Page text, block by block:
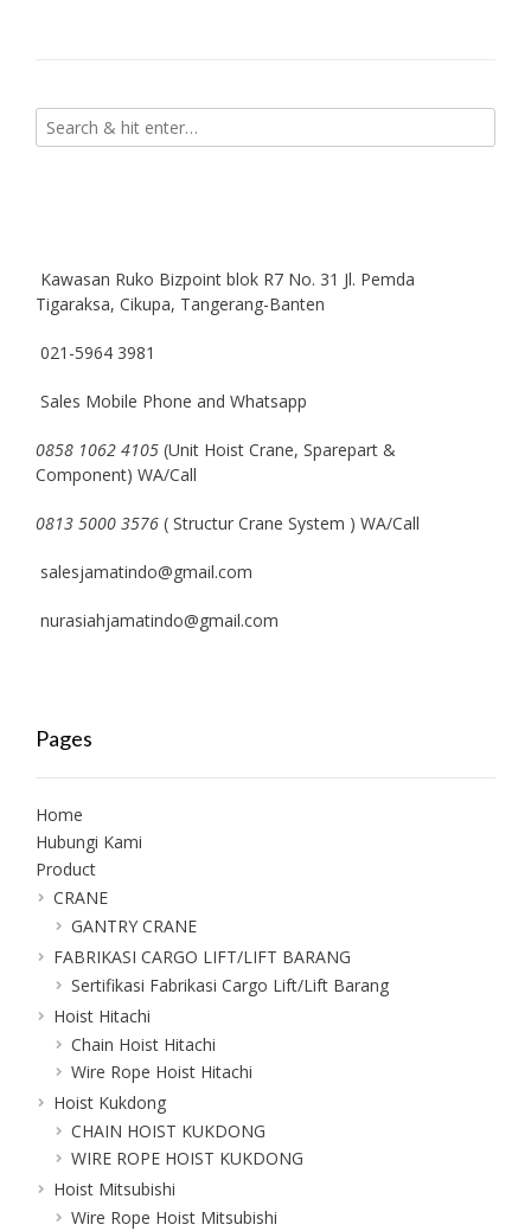
Kawasan Ruko Bizpoint blok R7 No. 31 Jl. Pemda
Tigaraksa, Cikupa, Tangerang-Banten
021-5964 3981
Sales Mobile Phone and Whatsapp
0858 1062 4105 (Unit Hoist Crane, Sparepart &
Component) WA/Call
0813 5000 3576 ( Structur Crane System ) WA/Call
salesjamatindo@gmail.com
nurasiahjamatindo@gmail.com
Pages
Home
Hubungi Kami
Product
CRANE
GANTRY CRANE
FABRIKASI CARGO LIFT/LIFT BARANG
Sertifikasi Fabrikasi Cargo Lift/Lift Barang
Hoist Hitachi
Chain Hoist Hitachi
Wire Rope Hoist Hitachi
Hoist Kukdong
CHAIN HOIST KUKDONG
WIRE ROPE HOIST KUKDONG
Hoist Mitsubishi
Wire Rope Hoist Mitsubishi